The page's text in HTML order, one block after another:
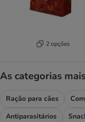
2 opções
As categorias
Ração para cães
Antiparasitários